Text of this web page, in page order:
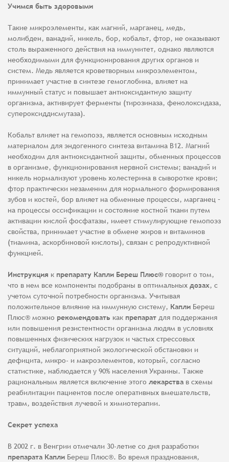
Учимся быть здоровыми
Такие микроэлементы, как магний, марганец, медь,
молибден, ванадий, никель, бор, кобальт, фтор, не оказывают
столь выраженного действия на иммунитет, однако являются
необходимыми для функционирования других органов и
систем. Медь является кроветворным микроэлементом,
принимает участие в синтезе гемоглобина, влияет на
иммунный статус и повышает антиоксидантную защиту
организма, активирует ферменты (тирозиназа, фенолоксидаза,
супероксиддисмутаза).
Кобальт влияет на гемопоэз, является основным исходным
материалом для эндогенного синтеза витамина В12. Магний
необходим для антиоксидантной защиты, обменных процессов
в организме, функционирования нервной системы; ванадий и
никель нормализуют уровень холестерина в сыворотке крови;
фтор практически незаменим для нормального формирования
зубов и костей, бор влияет на обменные процессы, марганец –
на процессы оссификации и состояние костной ткани путем
активации кислой фосфатазы, имеет стимулирующие гемопоэз
свойства, принимает участие в обмене жиров и витаминов
(тиамина, аскорбиновой кислоты), связан с репродуктивной
функцией.
Инструкция к препарату Капли Береш Плюс® говорит о том,
что в нем все компоненты подобраны в оптимальных дозах, с
учетом суточной потребности организма. Учитывая
положительное влияние на иммунную систему, Капли Береш
Плюс® можно рекомендовать как препарат для поддержания
или повышения резистентности организма людям в условиях
повышенных физических нагрузок и частых стрессовых
ситуаций, неблагоприятной экологической обстановки и
дефицита, микро- и макроэлементов, который, согласно
статистике, наблюдается у 90% населения Украины. Также
рациональным является включение этого лекарства в схемы
реабилитации пациентов после оперативных вмешательств,
травм, воздействия лучевой и химиотерапии.
Секрет успеха
В 2002 г. в Венгрии отмечали 30-летие со дня разработки
препарата Капли Береш Плюс®. Во время празднования,